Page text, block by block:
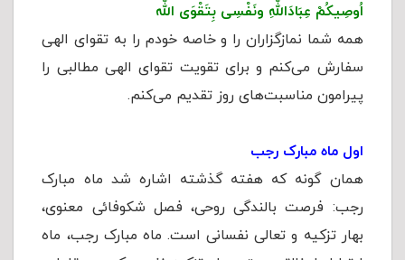
اُوصِیكُمْ عِبَادَاللَّهِ ونَفْسِی بِتَقْوَى اللَّه
همه شما نمازگزاران را و خاصه خودم را به تقوای الهی
سفارش می‌کنم و برای تقویت تقوای الهی مطالبی را
پیرامون مناسبت‌های روز تقدیم می‌کنم.
اول ماه مبارک رجب
همان گونه که هفته گذشته اشاره شد ماه مبارک
رجب: فرصت بالندگی روحی، فصل شکوفائی معنوی،
بهار تزکیه و تعالی نفسانی است. ماه مبارک رجب، ماه